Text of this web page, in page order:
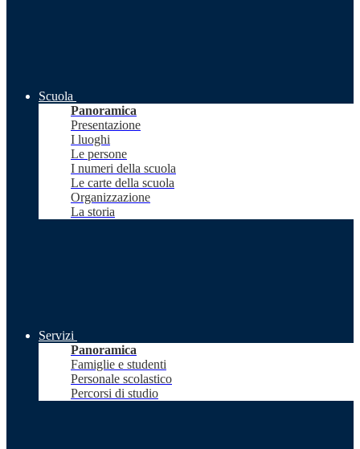
Scuola
Panoramica
Presentazione
I luoghi
Le persone
I numeri della scuola
Le carte della scuola
Organizzazione
La storia
Servizi
Panoramica
Famiglie e studenti
Personale scolastico
Percorsi di studio